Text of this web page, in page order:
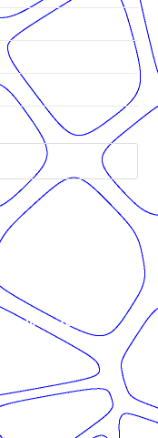
droits réservés -